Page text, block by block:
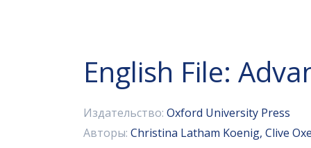
English File:
Издательство: Oxford University Press
Авторы: Christina Latham Koenig, Clive